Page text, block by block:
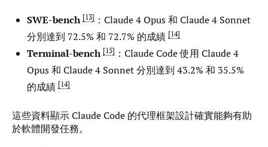
SWE-bench 13
：Claude 4 Opus 和 Claude 4 Sonnet
分別達到 72.5% 和 72.7% 的成績 14
Terminal-bench 15
：Claude Code 使用 Claude 4
Opus 和 Claude 4 Sonnet 分別達到 43.2% 和 35.5%
的成績 14
這些資料顯示 Claude Code 的代理框架設計確實能夠有助
於軟體開發任務。